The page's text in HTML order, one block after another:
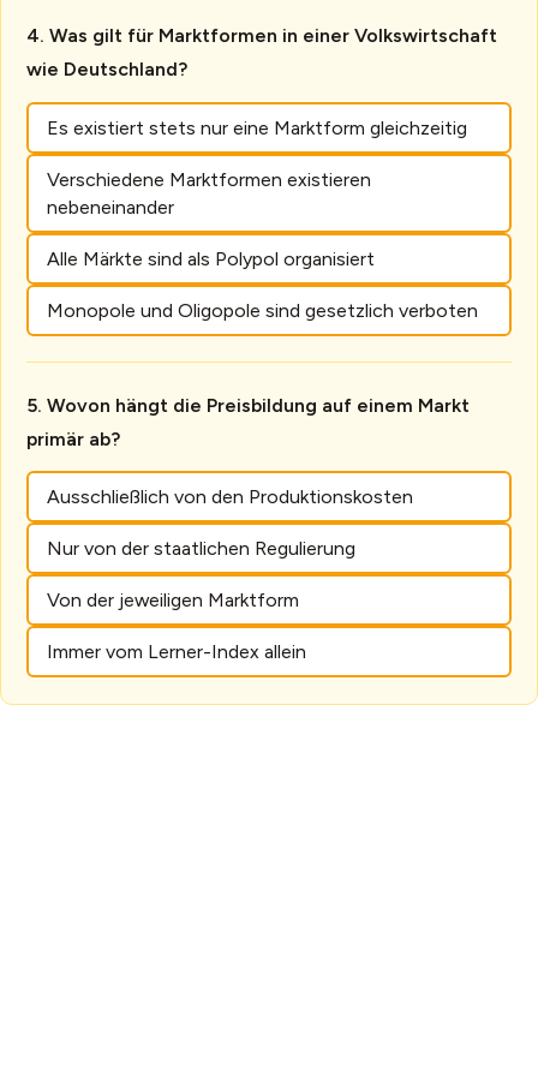
Was gilt für Marktformen in einer Volkswirtschaft
wie Deutschland?
Es existiert stets nur eine Marktform gleichzeitig
Verschiedene Marktformen existieren
nebeneinander
Alle Märkte sind als Polypol organisiert
Monopole und Oligopole sind gesetzlich verboten
Wovon hängt die Preisbildung auf einem Markt
primär ab?
Ausschließlich von den Produktionskosten
Nur von der staatlichen Regulierung
Von der jeweiligen Marktform
Immer vom Lerner-Index allein